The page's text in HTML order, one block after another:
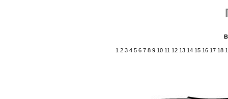
1 2 3 4 5 6 7 8 9 10 11 12 13 14 15 16 17 18